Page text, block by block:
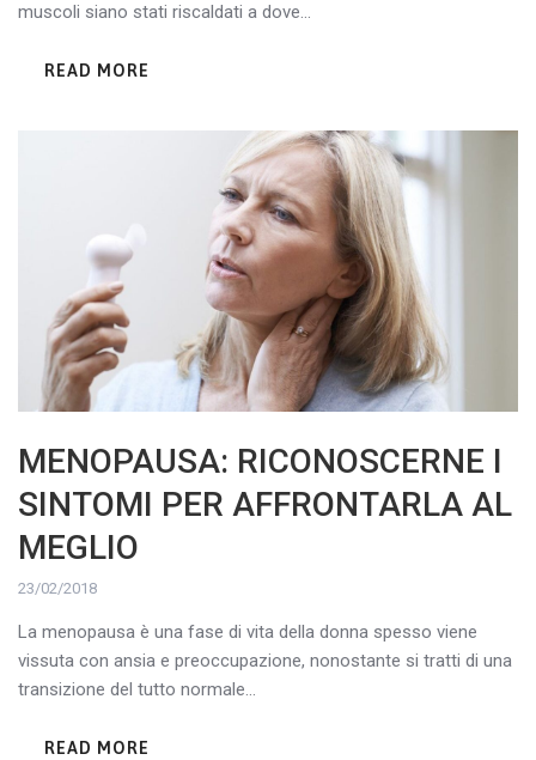
muscoli siano stati riscaldati a dove...
READ MORE
MENOPAUSA: RICONOSCERNE I
SINTOMI PER AFFRONTARLA AL
MEGLIO
23/02/2018
La menopausa è una fase di vita della donna spesso viene
vissuta con ansia e preoccupazione, nonostante si tratti di una
transizione del tutto normale...
READ MORE